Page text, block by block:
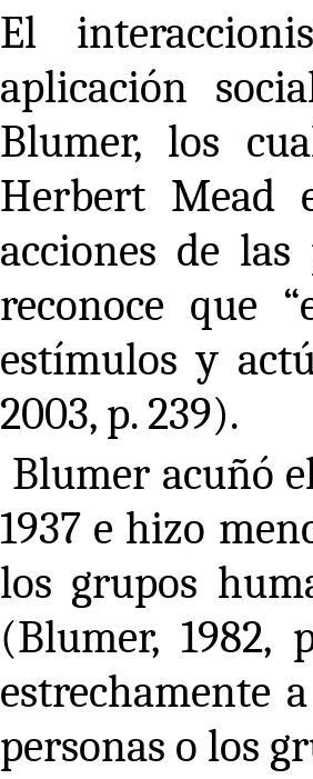
El
aplicación
Blumer, los
Herbert Mead
acciones de
reconoce que
estímulos y
2003, p. 239).
Blumer acuñó
1937 e hizo
los grupos
(Blumer, 1982,
estrechamente
personas o los